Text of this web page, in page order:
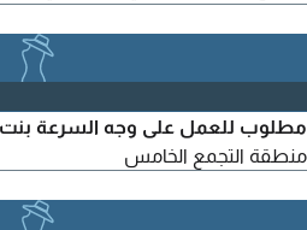
مطلوب للعمل على وجه السرعة بنت
منطقة التجمع الخامس